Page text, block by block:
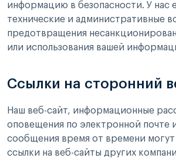
информацию в безопасности. У нас
технические и административные
предотвращения
или использования вашей
Ссылки на сторонний
Наш веб-сайт, информационные
оповещения по электронной почте
сообщения время от времени
ссылки на веб-сайты других